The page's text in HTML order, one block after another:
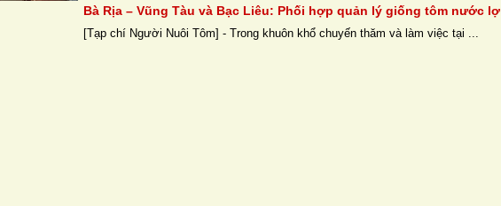
Bà Rịa – Vũng Tàu và Bạc Liêu: Phối hợp quản lý giống tôm nước lợ
[Tạp chí Người Nuôi Tôm] - Trong khuôn khổ chuyến thăm và làm việc tại ...